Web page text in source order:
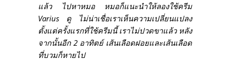
แล้ว ไปหาหมอ หมอก็แนะนำให้ลองใช้ครีม
Varius ดู ไม่น่าเชื่อเราเห็นความเปลี่ยนแปลง
ตั้งแต่ครั้งแรกที่ใช้ครีมนี้ เราไม่ปวดขาแล้ว หลัง
จากนั้นอีก 2 อาทิตย์ เส้นเลือดฝอยและเส้นเลือด
ที่บวมก็หายไป